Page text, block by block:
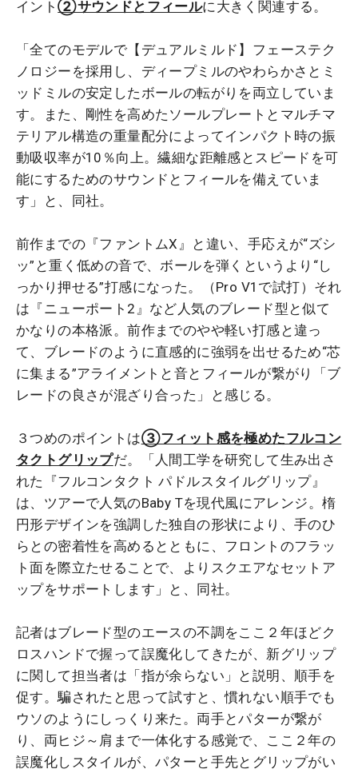
イント②サウンドとフィールに大きく関連する。
「全てのモデルで【デュアルミルド】フェーステク
ノロジーを採用し、ディープミルのやわらかさとミ
ッドミルの安定したボールの転がりを両立していま
す。また、剛性を高めたソールプレートとマルチマ
テリアル構造の重量配分によってインパクト時の振
動吸収率が10％向上。繊細な距離感とスピードを可
能にするためのサウンドとフィールを備えていま
す」と、同社。
前作までの『ファントムX』と違い、手応えが“ズシ
ッ”と重く低めの音で、ボールを弾くというより“し
っかり押せる”打感になった。（Pro V1で試打）それ
は『ニューポート2』など人気のブレード型と似て
かなりの本格派。前作までのやや軽い打感と違っ
て、ブレードのように直感的に強弱を出せるため“芯
に集まる”アライメントと音とフィールが繋がり「ブ
レードの良さが混ざり合った」と感じる。
３つめのポイントは③フィット感を極めたフルコン
タクトグリップだ。「人間工学を研究して生み出さ
れた『フルコンタクト パドルスタイルグリップ』
は、ツアーで人気のBaby Tを現代風にアレンジ。楕
円形デザインを強調した独自の形状により、手のひ
らとの密着性を高めるとともに、フロントのフラッ
ト面を際立たせることで、よりスクエアなセットア
ップをサポートします」と、同社。
記者はブレード型のエースの不調をここ２年ほどク
ロスハンドで握って誤魔化してきたが、新グリップ
に関して担当者は「指が余らない」と説明、順手を
促す。騙されたと思って試すと、慣れない順手でも
ウソのようにしっくり来た。両手とパターが繋が
り、両ヒジ～肩まで一体化する感覚で、ここ２年の
誤魔化しスタイルが、パターと手先とグリップがい